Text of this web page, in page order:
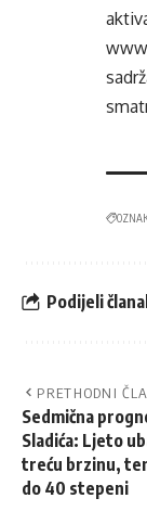
Podijeli
PRETHODNI
Sedmična
Sladića: Ljeto
treću brzinu,
do 40 stepeni